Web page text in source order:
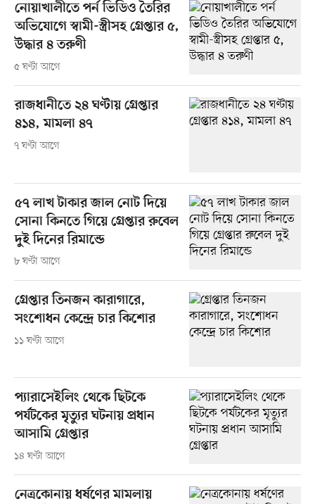
নোয়াখালীতে পর্ন ভিডিও তৈরির
অভিযোগে স্বামী-স্ত্রীসহ গ্রেপ্তার ৫,
উদ্ধার ৪ তরুণী
৫ ঘণ্টা আগে
রাজধানীতে ২৪ ঘণ্টায় গ্রেপ্তার
৪১৪, মামলা ৪৭
৭ ঘণ্টা আগে
৫৭ লাখ টাকার জাল নোট দিয়ে
সোনা কিনতে গিয়ে গ্রেপ্তার রুবেল
দুই দিনের রিমান্ডে
৮ ঘণ্টা আগে
গ্রেপ্তার তিনজন কারাগারে,
সংশোধন কেন্দ্রে চার কিশোর
১১ ঘণ্টা আগে
প্যারাসেইলিং থেকে ছিটকে
পর্যটকের মৃত্যুর ঘটনায় প্রধান
আসামি গ্রেপ্তার
১৪ ঘণ্টা আগে
নেত্রকোনায় ধর্ষণের মামলায়